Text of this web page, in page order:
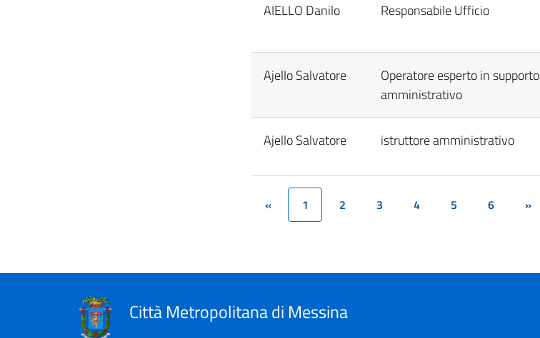
AIELLO Danilo Responsabile Ufficio
Ajello Salvatore
Operatore esperto in supporto
amministrativo
Ajello Salvatore istruttore amministrativo
« 1(current)
2 3 4 5 6 »
Città Metropolitana di Messina